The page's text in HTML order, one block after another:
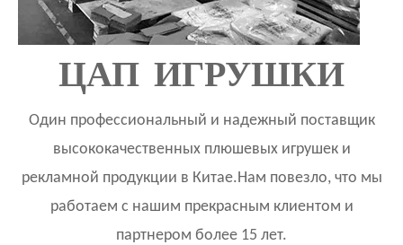
ЦАП ИГРУШКИ
Один профессиональный и надежный поставщик
высококачественных плюшевых игрушек и
рекламной продукции в Китае.Нам повезло, что мы
работаем с нашим прекрасным клиентом и
партнером более 15 лет.